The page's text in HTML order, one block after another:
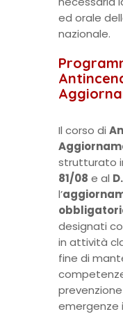
ed orale
nazionale.
Il corso di
strutturato
81/08 e al
l’
designati
in attività
fine di
emergenze